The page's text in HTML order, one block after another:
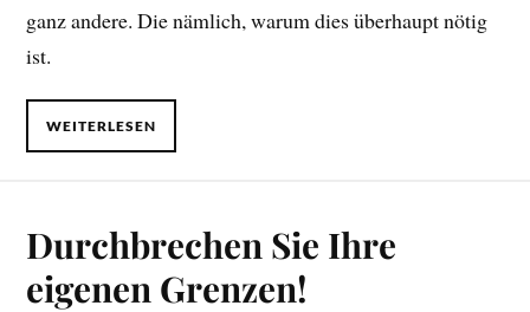
ganz andere. Die nämlich, warum dies überhaupt nötig
ist.
WEITERLESEN
Durchbrechen Sie Ihre
eigenen Grenzen!